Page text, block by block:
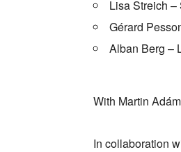
Lisa Streich –
Gérard
Alban Berg –
With Martin
In collaboration